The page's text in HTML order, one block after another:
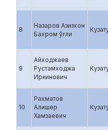
8
Назаров Азизхон
Бахром ўғли
9
Айходжаев
Рустамходжа
Иркинович
10
Рахматов
Алишер
Хамзаевич